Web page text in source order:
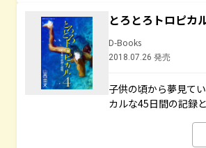
とろとろトロピ
D-Books
2018.07.26 発売
子供の頃から夢見て
カルな45日間の記録と